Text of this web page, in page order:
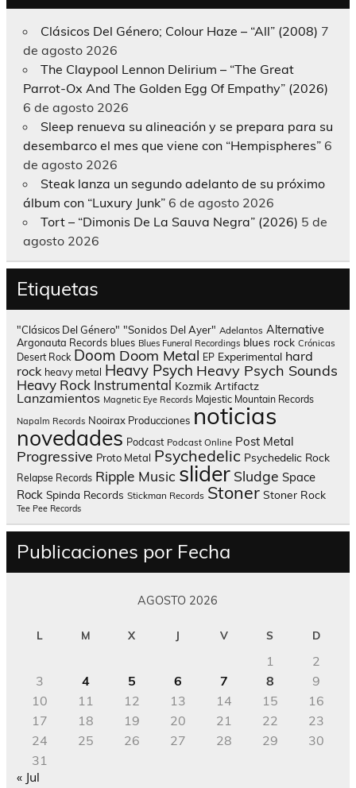
Clásicos Del Género; Colour Haze – “All” (2008) 7
de agosto 2026
The Claypool Lennon Delirium – “The Great
Parrot-Ox And The Golden Egg Of Empathy” (2026)
6 de agosto 2026
Sleep renueva su alineación y se prepara para su
desembarco el mes que viene con “Hempispheres” 6
de agosto 2026
Steak lanza un segundo adelanto de su próximo
álbum con “Luxury Junk” 6 de agosto 2026
Tort – “Dimonis De La Sauva Negra” (2026) 5 de
agosto 2026
Etiquetas
"Clásicos Del Género" "Sonidos Del Ayer" Adelantos Alternative
Argonauta Records blues Blues Funeral Recordings blues rock Crónicas
Desert Rock Doom Doom Metal EP Experimental hard
rock heavy metal Heavy Psych Heavy Psych Sounds
Heavy Rock Instrumental Kozmik Artifactz
Lanzamientos Magnetic Eye Records Majestic Mountain Records
Napalm Records Nooirax Producciones noticias
novedades Podcast Podcast Online Post Metal
Progressive Proto Metal Psychedelic Psychedelic Rock
Relapse Records Ripple Music slider Sludge Space
Rock Spinda Records Stickman Records Stoner Stoner Rock
Tee Pee Records
Publicaciones por Fecha
AGOSTO 2026
L M X J V S D
1
2
3
4 5 6 7 8
9
10
11 12 13 14 15
16
17
18 19 20 21 22
23
24
25 26 27 28 29
30
31
« Jul